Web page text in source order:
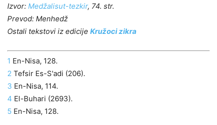
Izvor: Medžalisut-tezkir, 74. str.
Prevod: Menhedž
Ostali tekstovi iz edicije Kružoci zikra
1 En-Nisa, 128.
2 Tefsir Es-S'adi (206).
3 En-Nisa, 114.
4 El-Buhari (2693).
5 En-Nisa, 128.